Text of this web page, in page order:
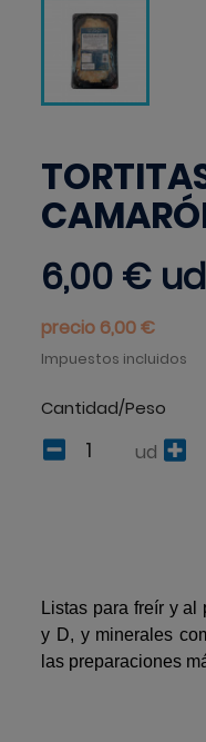
6,00 € ud
precio 6,00 €
Impuestos incluidos
Cantidad/Peso
ud
Listas para freír y al
y D, y minerales
las preparaciones